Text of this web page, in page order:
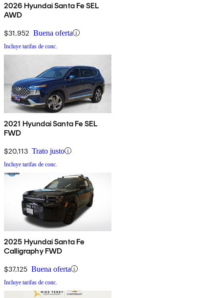
2026 Hyundai Santa Fe SEL
AWD
$31,952 Buena oferta
Incluye tarifas de conc.
2021 Hyundai Santa Fe SEL
FWD
$20,113 Trato justo
Incluye tarifas de conc.
2025 Hyundai Santa Fe
Calligraphy FWD
$37,125 Buena oferta
Incluye tarifas de conc.